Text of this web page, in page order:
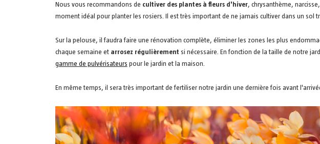
Nous vous recommandons de cultiver des plantes à fleurs d'hiver, chrysanthème,
moment idéal pour planter les rosiers. Il est très important de ne jamais cultiver dans un sol
Sur la pelouse, il faudra faire une rénovation complète, éliminer les zones les plus
chaque semaine et arrosez régulièrement si nécessaire. En fonction de la taille de notre
gamme de pulvérisateurs pour le jardin et la maison.
En même temps, il sera très important de fertiliser notre jardin une dernière fois avant